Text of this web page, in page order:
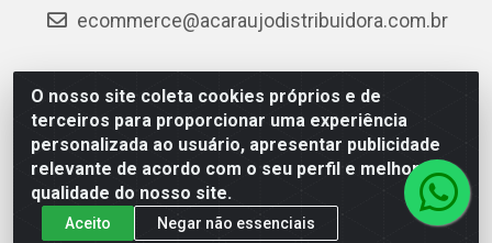
O nosso site coleta cookies próprios e de
terceiros para proporcionar uma experiência
personalizada ao usuário, apresentar publicidade
relevante de acordo com o seu perfil e melhorar a
qualidade do nosso site.
Aceito Negar não essenciais
ecommerce@acaraujodistribuidora.com.br
AC Araujo Distribuidora - Rua Carneiro de Campos, 42 -
São Cristóvão, Rio de Janeiro/RJ - CEP 20.920-410 -
CNPJ 08.744.753/0003-85